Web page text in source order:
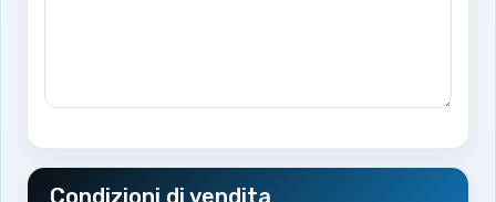
Condizioni di vendita